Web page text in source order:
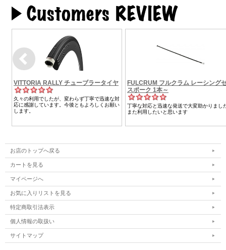
お店のトップへ戻る
カートを見る
マイページへ
お気に入りリストを見る
特定商取引法表示
個人情報の取扱い
サイトマップ